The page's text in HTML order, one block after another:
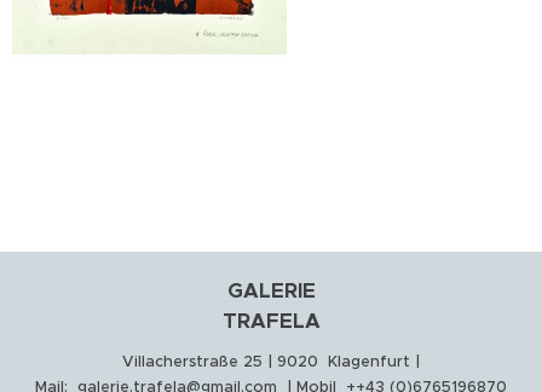
GALERIE
TRAFELA
Villacherstraße 25 | 9020 Klagenfurt |
Mail: galerie.trafela@gmail.com | Mobil ++43 (0)6765196870